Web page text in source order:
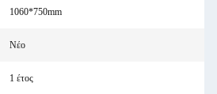
1060*750mm
Νέο
1 έτος